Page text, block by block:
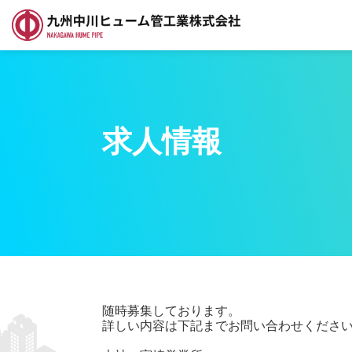
求人情報
随時募集しております。
詳しい内容は下記までお問い合わせくださ